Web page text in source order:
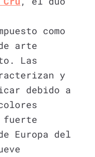
como
arte
Las
y
debido a
fuerte
Europa del